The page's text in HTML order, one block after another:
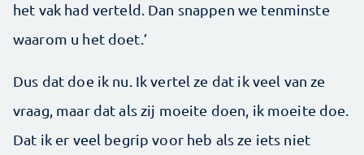
het vak had verteld. Dan snappen we tenminste
waarom u het doet.’
Dus dat doe ik nu. Ik vertel ze dat ik veel van ze
vraag, maar dat als zij moeite doen, ik moeite doe.
Dat ik er veel begrip voor heb als ze iets niet